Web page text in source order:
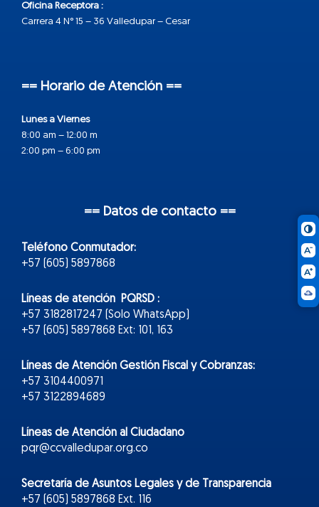
Oficina Receptora :
Carrera 4 N° 15 – 36 Valledupar – Cesar
== Horario de Atención ==
Lunes a Viernes
8:00 am – 12:00 m
2:00 pm – 6:00 pm
== Datos de contacto ==
Teléfono Conmutador:
+57 (605) 5897868
Líneas de atención PQRSD :
+57 3182817247 (Solo WhatsApp)
+57 (605) 5897868 Ext: 101, 163
Líneas de Atención Gestión Fiscal y Cobranzas:
+57 3104400971
+57 3122894689
Líneas de Atención al Ciudadano
pqr@ccvalledupar.org.co
Secretaría de Asuntos Legales y de Transparencia
+57 (605) 5897868 Ext. 116